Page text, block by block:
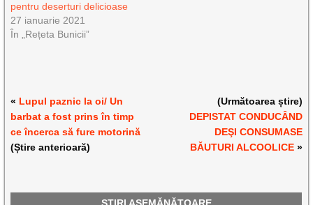
pentru deserturi delicioase
27 ianuarie 2021
În „Rețeta Bunicii”
« Lupul paznic la oi/ Un
barbat a fost prins în timp
ce încerca să fure motorină
(Știre anterioară)
(Următoarea știre)
DEPISTAT CONDUCÂND
DEŞI CONSUMASE
BĂUTURI ALCOOLICE»